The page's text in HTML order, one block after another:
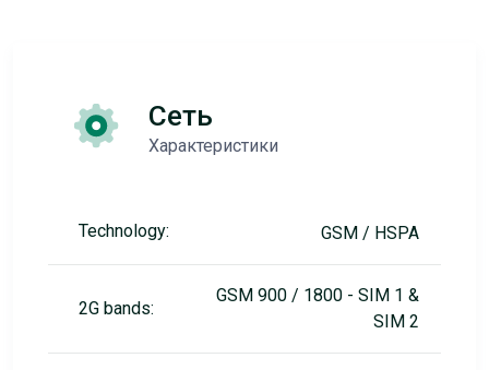
Сеть
Характеристики
Technology: GSM / HSPA
2G bands:
GSM 900 / 1800 - SIM 1 &
SIM 2